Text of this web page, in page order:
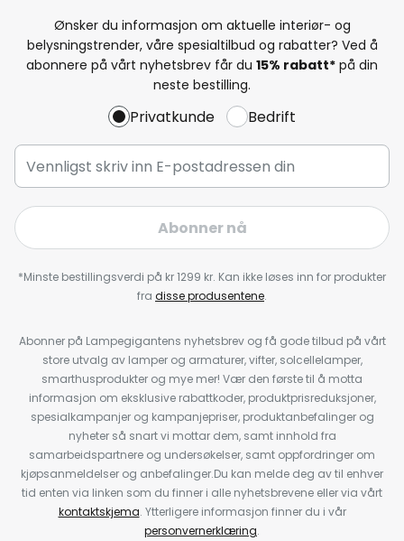
Ønsker du informasjon om aktuelle interiør- og
belysningstrender, våre spesialtilbud og rabatter? Ved å
abonnere på vårt nyhetsbrev får du 15% rabatt* på din
neste bestilling.
Privatkunde Bedrift
Abonner nå
*Minste bestillingsverdi på kr 1299 kr. Kan ikke løses inn for produkter
fra disse produsentene.
Abonner på Lampegigantens nyhetsbrev og få gode tilbud på vårt
store utvalg av lamper og armaturer, vifter, solcellelamper,
smarthusprodukter og mye mer! Vær den første til å motta
informasjon om eksklusive rabattkoder, produktprisreduksjoner,
spesialkampanjer og kampanjepriser, produktanbefalinger og
nyheter så snart vi mottar dem, samt innhold fra
samarbeidspartnere og undersøkelser, samt oppfordringer om
kjøpsanmeldelser og anbefalinger.Du kan melde deg av til enhver
tid enten via linken som du finner i alle nyhetsbrevene eller via vårt
kontaktskjema. Ytterligere informasjon finner du i vår
personvernerklæring.